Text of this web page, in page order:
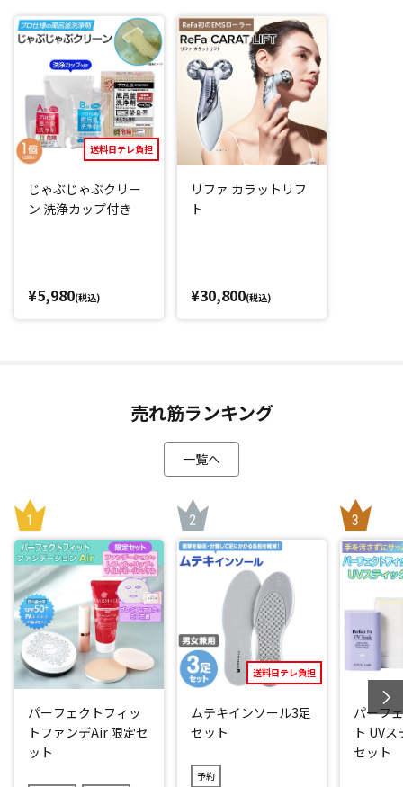
送料日テレ負担
じゃぶじゃぶクリー
ン 洗浄カップ付き
¥5,980(税込)
リファ カラットリフ
ト
¥30,800(税込)
売れ筋ランキング
一覧へ
パーフェクトフィッ
トファンデAir 限定セ
ット
送料日テレ負担
ムテキインソール3足
セット
予約
パーフ
ト UV
セット